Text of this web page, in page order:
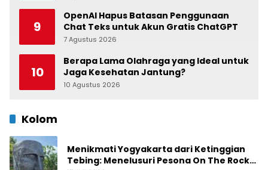
9
OpenAI Hapus Batasan Penggunaan
Chat Teks untuk Akun Gratis ChatGPT
7 Agustus 2026
10
Berapa Lama Olahraga yang Ideal untuk
Jaga Kesehatan Jantung?
10 Agustus 2026
Kolom
Menikmati Yogyakarta dari Ketinggian
Tebing: Menelusuri Pesona On The Rock